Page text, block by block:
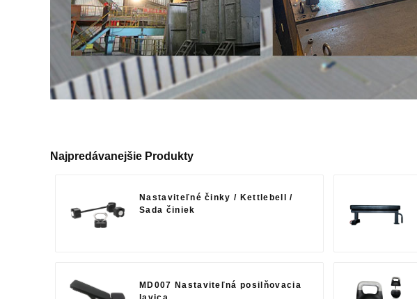
Najpredávanejšie Produkty
Nastaviteľné činky / Kettlebell /
Sada činiek
MD007 Nastaviteľná posilňovacia